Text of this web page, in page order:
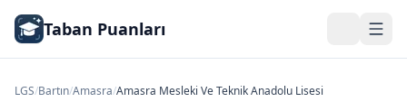
Taban Puanları
LGS/Bartın/Amasra/Amasra Mesleki Ve Teknik Anadolu Lisesi